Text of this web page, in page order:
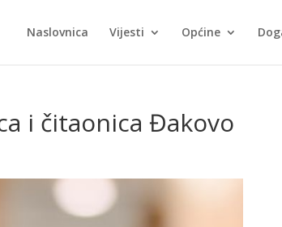
Naslovnica Vijesti Općine
i čitaonica Đakovo